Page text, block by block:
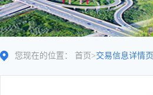
您现在的位置： 首页 >交易信息详情页